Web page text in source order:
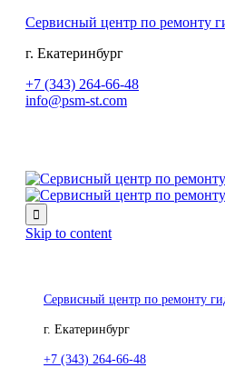
Сервисный центр по ремонту
г. Екатеринбург
+7 (343) 264-66-48
info@psm-st.com

Skip to content
Сервисный центр по ремонту
г. Екатеринбург
+7 (343) 264-66-48